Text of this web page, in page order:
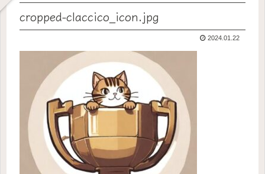
cropped-claccico_icon.jpg
2024.01.22